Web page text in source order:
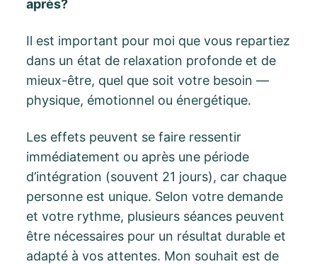
après?
Il est important pour moi que vous repartiez
dans un état de relaxation profonde et de
mieux-être, quel que soit votre besoin —
physique, émotionnel ou énergétique.
Les effets peuvent se faire ressentir
immédiatement ou après une période
d’intégration (souvent 21 jours), car chaque
personne est unique. Selon votre demande
et votre rythme, plusieurs séances peuvent
être nécessaires pour un résultat durable et
adapté à vos attentes. Mon souhait est de